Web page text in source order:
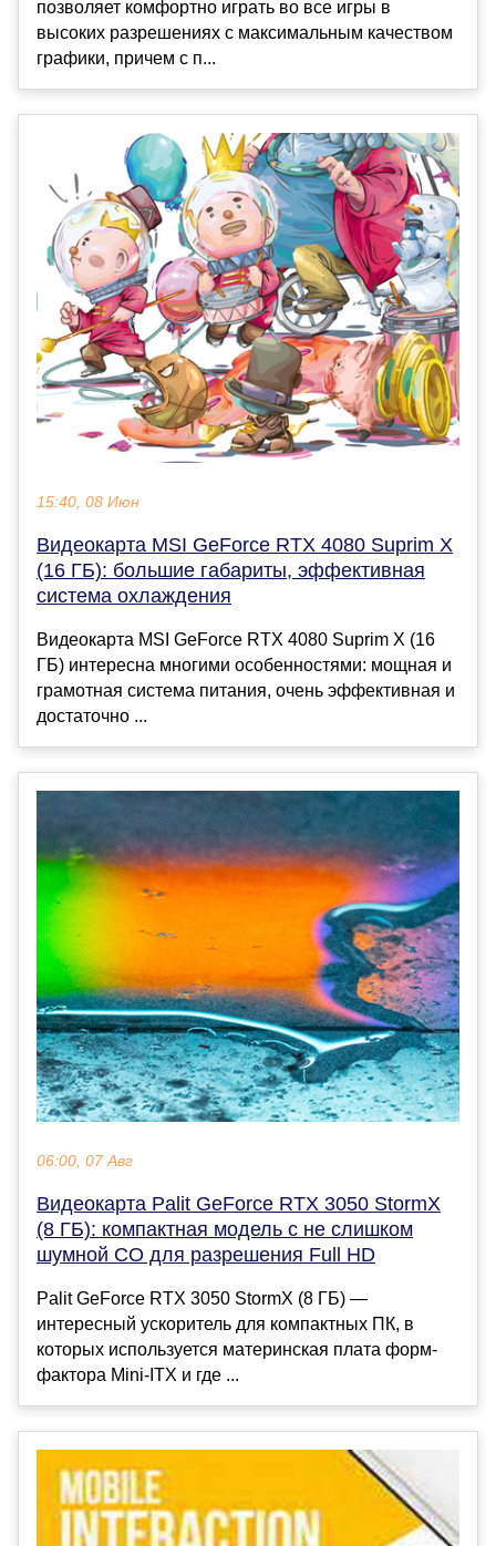
позволяет комфортно играть во все игры в
высоких разрешениях с максимальным качеством
графики, причем с п...
15:40, 08 Июн
Видеокарта MSI GeForce RTX 4080 Suprim X
(16 ГБ): большие габариты, эффективная
система охлаждения
Видеокарта MSI GeForce RTX 4080 Suprim X (16
ГБ) интересна многими особенностями: мощная и
грамотная система питания, очень эффективная и
достаточно ...
06:00, 07 Авг
Видеокарта Palit GeForce RTX 3050 StormX
(8 ГБ): компактная модель с не слишком
шумной СО для разрешения Full HD
Palit GeForce RTX 3050 StormX (8 ГБ) —
интересный ускоритель для компактных ПК, в
которых используется материнская плата форм-
фактора Mini-ITX и где ...